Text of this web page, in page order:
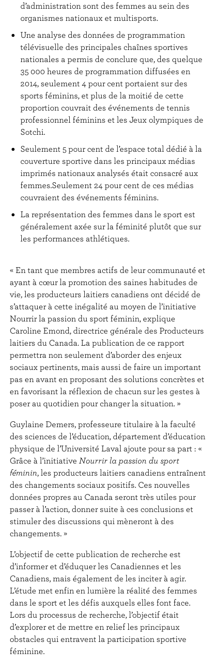
d’administration sont des femmes au sein des
organismes nationaux et multisports.
Une analyse des données de programmation
télévisuelle des principales chaînes sportives
nationales a permis de conclure que, des quelque
35 000 heures de programmation diffusées en
2014, seulement 4 pour cent portaient sur des
sports féminins, et plus de la moitié de cette
proportion couvrait des événements de tennis
professionnel féminins et les Jeux olympiques de
Sotchi.
Seulement 5 pour cent de l’espace total dédié à la
couverture sportive dans les principaux médias
imprimés nationaux analysés était consacré aux
femmes.Seulement 24 pour cent de ces médias
couvraient des événements féminins.
La représentation des femmes dans le sport est
généralement axée sur la féminité plutôt que sur
les performances athlétiques.
« En tant que membres actifs de leur communauté et
ayant à cœur la promotion des saines habitudes de
vie, les producteurs laitiers canadiens ont décidé de
s’attaquer à cette inégalité au moyen de l’initiative
Nourrir la passion du sport féminin, explique
Caroline Emond, directrice générale des Producteurs
laitiers du Canada. La publication de ce rapport
permettra non seulement d’aborder des enjeux
sociaux pertinents, mais aussi de faire un important
pas en avant en proposant des solutions concrètes et
en favorisant la réflexion de chacun sur les gestes à
poser au quotidien pour changer la situation. »
Guylaine Demers, professeure titulaire à la faculté
des sciences de l’éducation, département d’éducation
physique de l’Université Laval ajoute pour sa part : «
Grâce à l’initiative Nourrir la passion du sport
féminin, les producteurs laitiers canadiens entraînent
des changements sociaux positifs. Ces nouvelles
données propres au Canada seront très utiles pour
passer à l’action, donner suite à ces conclusions et
stimuler des discussions qui mèneront à des
changements. »
L’objectif de cette publication de recherche est
d’informer et d’éduquer les Canadiennes et les
Canadiens, mais également de les inciter à agir.
L’étude met enfin en lumière la réalité des femmes
dans le sport et les défis auxquels elles font face.
Lors du processus de recherche, l’objectif était
d’explorer et de mettre en relief les principaux
obstacles qui entravent la participation sportive
féminine.